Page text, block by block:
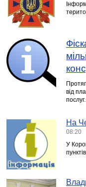
від
послуг.
На
08:20
У